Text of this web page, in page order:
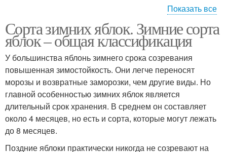
Яблоки по версии Вкусное яблоко
Яблоки с фото Яблоко в башкирии
Показать все
Сорта зимних яблок. Зимние сорта
яблок – общая классификация
У большинства яблонь зимнего срока созревания
повышенная зимостойкость. Они легче переносят
морозы и возвратные заморозки, чем другие виды. Но
главной особенностью зимних яблок является
длительный срок хранения. В среднем он составляет
около 4 месяцев, но есть и сорта, которые могут лежать
до 8 месяцев.
Поздние яблоки практически никогда не созревают на